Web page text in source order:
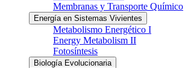
Membranas y Transporte Químico
Energía en Sistemas Vivientes
Metabolismo Energético I
Energy Metabolism II
Fotosíntesis
Biología Evolucionaria